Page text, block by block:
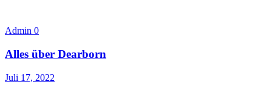
Admin 0
Alles über Dearborn
Juli 17, 2022